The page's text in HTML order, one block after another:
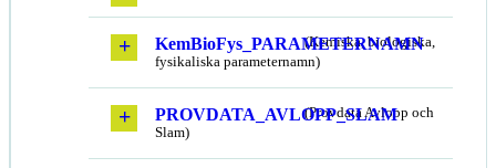
KemBioFys_PARAMETERNAMN
(Kemiska, biologiska,
fysikaliska parameternamn)
PROVDATA_AVLOPP_SLAM
(Provdata Avlopp och
Slam)